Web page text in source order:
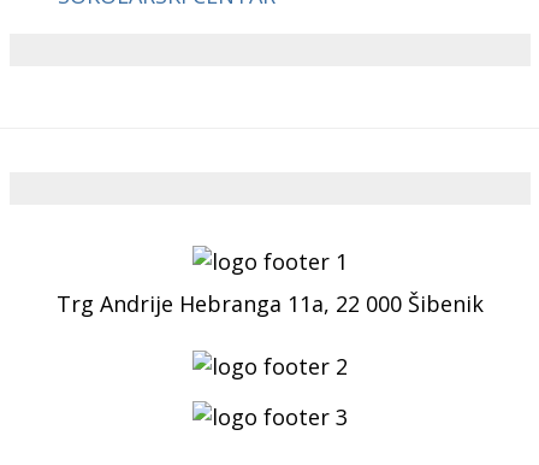
Trg Andrije Hebranga 11a, 22 000 Šibenik